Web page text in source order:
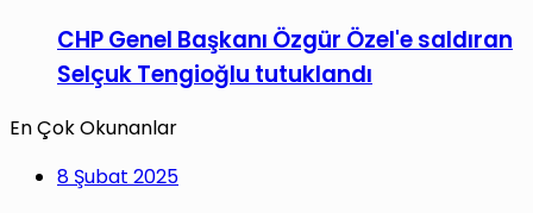
CHP Genel Başkanı Özgür Özel'e saldıran
Selçuk Tengioğlu tutuklandı
En Çok Okunanlar
8 Şubat 2025